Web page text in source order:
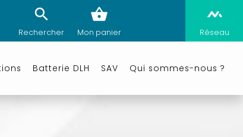
Rechercher Mon panier Réseau
Batterie DLH SAV Qui sommes-nous ?